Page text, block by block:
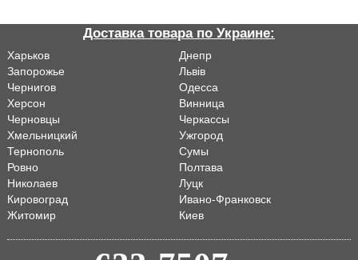
Доставка товара по Украине:
Харьков
Днепр
Запорожье
Львiв
Чернигов
Одесса
Херсон
Винница
Черновцы
Черкассы
Хмельницкий
Ужгород
Тернополь
Сумы
Ровно
Полтава
Николаев
Луцк
Кировоград
Ивано-Франковск
Житомир
Киев